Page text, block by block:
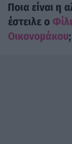
Ποια είναι η
έστειλε ο
Οικονομάκου